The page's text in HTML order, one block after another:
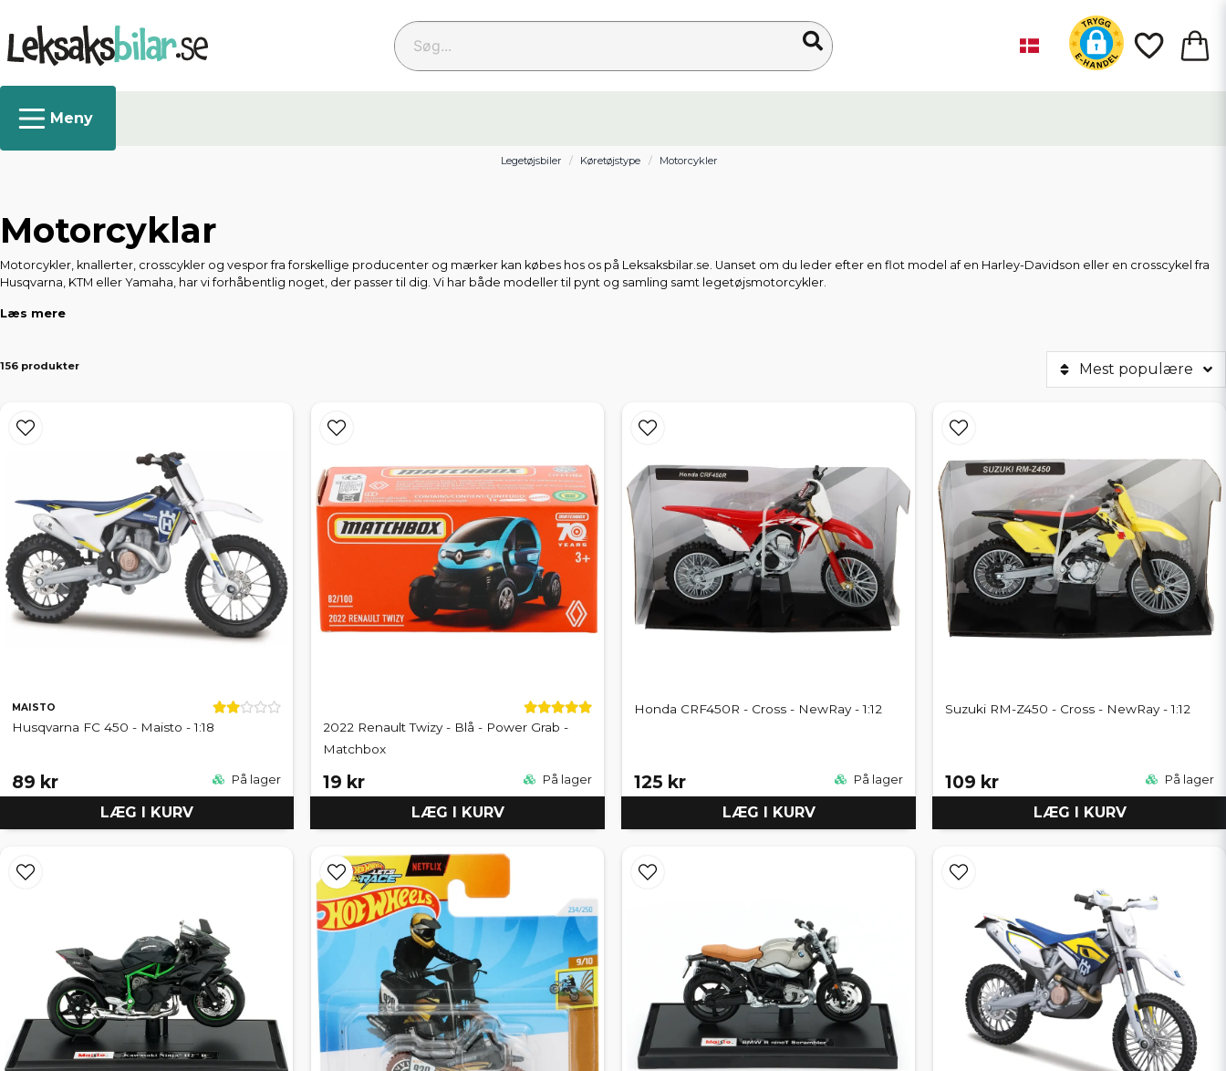
Søg...
Legetøjsbiler Køretøjstype Motorcykler
Motorcyklar
Motorcykler, knallerter, crosscykler og vespor fra forskellige producenter og mærker kan købes hos os på Leksaksbilar.se. Uanset om du leder efter en flot model af en Harley-Davidson eller en crosscykel fra
Husqvarna, KTM eller Yamaha, har vi forhåbentlig noget, der passer til dig. Vi har både modeller til pynt og samling samt legetøjsmotorcykler.
Læs mere
156 produkter Mest populære
MAISTO
Husqvarna FC 450 - Maisto - 1:18
89 kr På lager
LÆG I KURV
2022 Renault Twizy - Blå - Power Grab -
Matchbox
19 kr På lager
LÆG I KURV
Honda CRF450R - Cross - NewRay - 1:12
125 kr På lager
LÆG I KURV
Suzuki RM-Z450 - Cross - NewRay - 1:12
109 kr På lager
LÆG I KURV